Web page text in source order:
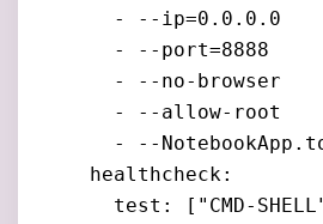
      - --ip=0.0.0.0
      - --port=8888
      - --no-browser
      - --allow-root
- --
    healthcheck:
test: ["CMD-